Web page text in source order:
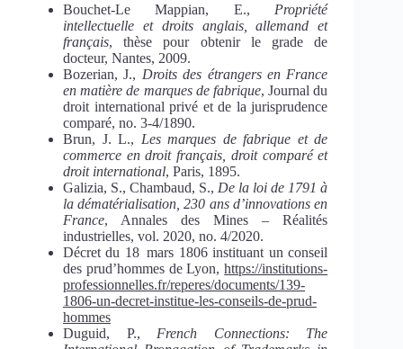
Bouchet-Le Mappian, E., Propriété
intellectuelle et droits anglais, allemandet
français, thèse pour obtenir le grade de
docteur, Nantes, 2009.
Bozerian, J., Droitsdes étrangers en France
enmatièrede marques de fabrique, Journal du
droit international privé et de la jurisprudence
comparé, no. 3-4/1890.
Brun, J. L., Les marques de fabrique et de
commerce en droit français, droit comparé et
droit international, Paris, 1895.
Galizia, S., Chambaud, S., De la loide 1791 à
la dématérialisation, 230 ans d’innovations en
France, Annales des Mines – Réalités
industrielles, vol. 2020, no. 4/2020.
Décret du 18 mars 1806 instituant un conseil
des prud’hommes de Lyon,https://institutions-
professionnelles.fr/reperes/documents/139-
1806-un-decret-institue-les-conseils-de-prud-
hommes
Duguid, P., French Connections: The